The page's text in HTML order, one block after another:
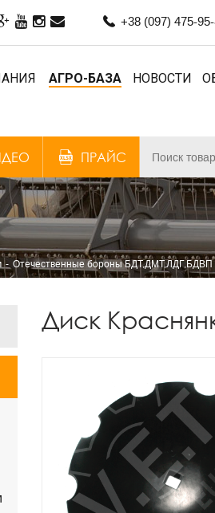
+38 (097) 475-
АГРО-БАЗА НОВОСТИ
ПРАЙС
Отечественные бороны БДТ,ДМТ,ЛДГ,БДВП
Диск